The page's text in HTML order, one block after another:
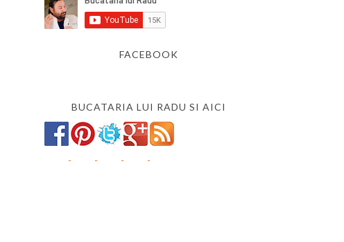
FACEBOOK
BUCATARIA LUI RADU SI AICI